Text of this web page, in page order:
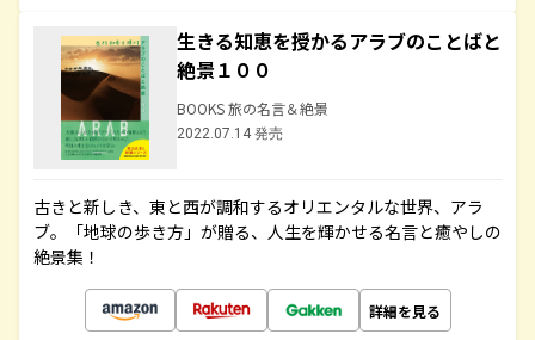
生きる知恵を授かるアラブのことばと
絶景１００
BOOKS 旅の名言＆絶景
2022.07.14 発売
古きと新しき、東と西が調和するオリエンタルな世界、アラ
ブ。「地球の歩き方」が贈る、人生を輝かせる名言と癒やしの
絶景集！
詳細を見る